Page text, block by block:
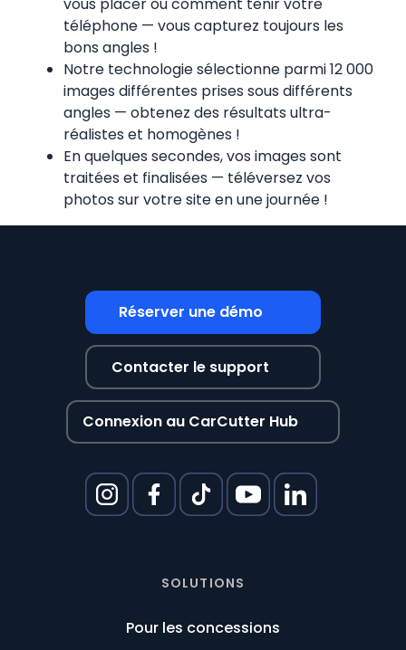
téléphone — vous capturez toujours les
bons angles !
Notre technologie sélectionne parmi 12 000
images différentes prises sous différents
angles — obtenez des résultats ultra-
réalistes et homogènes !
En quelques secondes, vos images sont
traitées et finalisées — téléversez vos
photos sur votre site en une journée !
SOLUTIONS
Pour les concessions
Réserver une démo
Contacter le support
Connexion au CarCutter Hub